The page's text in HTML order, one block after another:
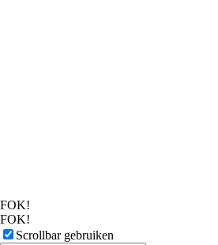
FOK!
FOK!
Scrollbar gebruiken